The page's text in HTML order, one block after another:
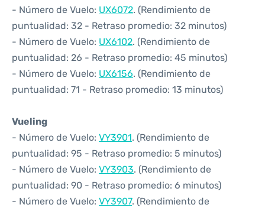
- Número de Vuelo: UX6072. (Rendimiento de
puntualidad: 32 - Retraso promedio: 32 minutos)
- Número de Vuelo: UX6102. (Rendimiento de
puntualidad: 26 - Retraso promedio: 45 minutos)
- Número de Vuelo: UX6156. (Rendimiento de
puntualidad: 71 - Retraso promedio: 13 minutos)
Vueling
- Número de Vuelo: VY3901. (Rendimiento de
puntualidad: 95 - Retraso promedio: 5 minutos)
- Número de Vuelo: VY3903. (Rendimiento de
puntualidad: 90 - Retraso promedio: 6 minutos)
- Número de Vuelo: VY3907. (Rendimiento de